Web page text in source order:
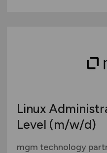
Linux
Level (m/w/d)
mgm technology